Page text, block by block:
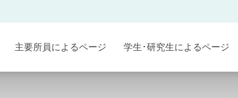
主要所員によるページ 学生･研究生によるページ